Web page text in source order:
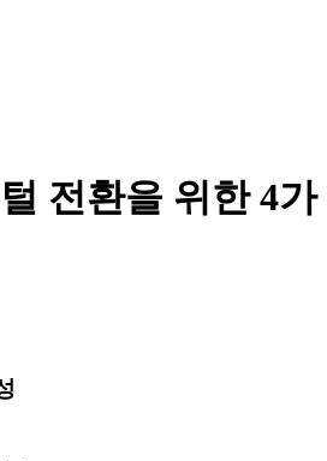
전환을 위한 4가